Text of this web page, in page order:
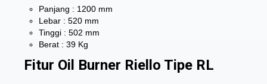
Panjang : 1200 mm
Lebar : 520 mm
Tinggi : 502 mm
Berat : 39 Kg
Fitur Oil Burner Riello Tipe RL